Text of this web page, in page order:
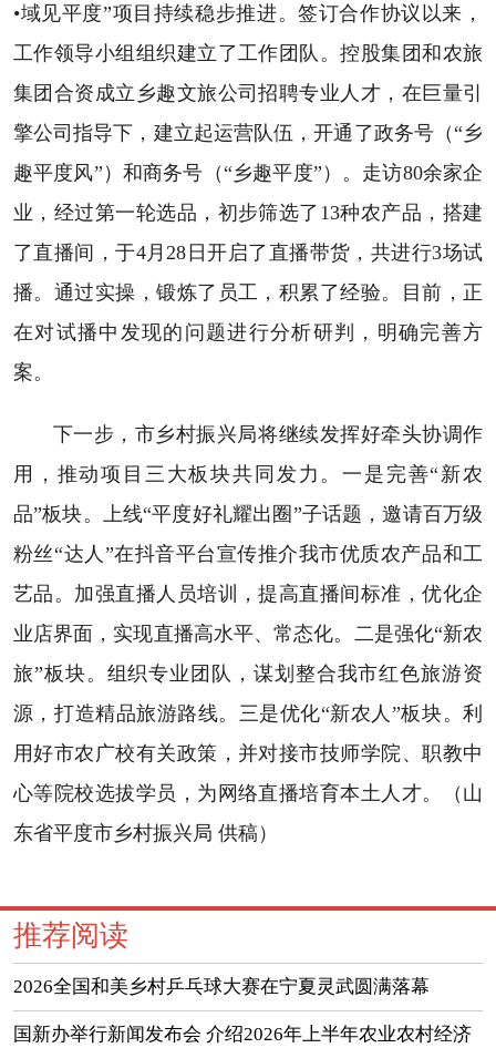
•域见平度”项目持续稳步推进。签订合作协议以来，
工作领导小组组织建立了工作团队。控股集团和农旅
集团合资成立乡趣文旅公司招聘专业人才，在巨量引
擎公司指导下，建立起运营队伍，开通了政务号（“乡
趣平度风”）和商务号（“乡趣平度”）。走访80余家企
业，经过第一轮选品，初步筛选了13种农产品，搭建
了直播间，于4月28日开启了直播带货，共进行3场试
播。通过实操，锻炼了员工，积累了经验。目前，正
在对试播中发现的问题进行分析研判，明确完善方
案。
下一步，市乡村振兴局将继续发挥好牵头协调作
用，推动项目三大板块共同发力。一是完善“新农
品”板块。上线“平度好礼耀出圈”子话题，邀请百万级
粉丝“达人”在抖音平台宣传推介我市优质农产品和工
艺品。加强直播人员培训，提高直播间标准，优化企
业店界面，实现直播高水平、常态化。二是强化“新农
旅”板块。组织专业团队，谋划整合我市红色旅游资
源，打造精品旅游路线。三是优化“新农人”板块。利
用好市农广校有关政策，并对接市技师学院、职教中
心等院校选拔学员，为网络直播培育本土人才。（山
东省平度市乡村振兴局 供稿）
推荐阅读
2026全国和美乡村乒乓球大赛在宁夏灵武圆满落幕
国新办举行新闻发布会 介绍2026年上半年农业农村经济